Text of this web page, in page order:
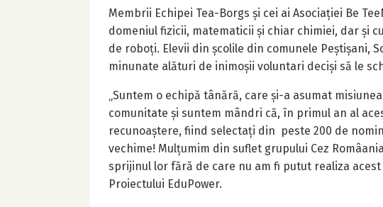
Membrii Echipei Tea-Borgs și cei ai Asociației Be
domeniul fizicii, matematicii și chiar chimiei, dar și
de roboți. Elevii din școlile din comunele Peștișani,
minunate alături de inimoșii voluntari deciși să le
„Suntem o echipă tânără, care și-a asumat
comunitate și suntem mândri că, în primul an al
recunoaștere, fiind selectați din peste 200 de
vechime! Mulțumim din suflet grupului Cez
sprijinul lor fără de care nu am fi putut realiza
Proiectului EduPower.